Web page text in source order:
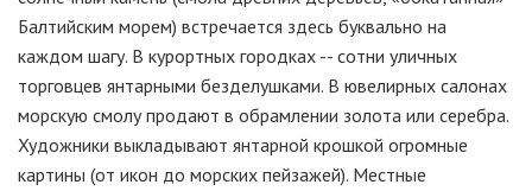
Балтийским морем) встречается здесь буквально на
каждом шагу. В курортных городках -- сотни уличных
торговцев янтарными безделушками. В ювелирных салонах
морскую смолу продают в обрамлении золота или серебра.
Художники выкладывают янтарной крошкой огромные
картины (от икон до морских пейзажей). Местные